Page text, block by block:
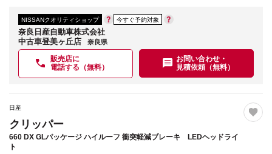
NISSANクオリティショップ 今すぐ予約対象
奈良日産自動車株式会社
中古車登美ヶ丘店
奈良県
販売店に
電話する（無料）
お問い合わせ・
見積依頼（無料）
日産
クリッパー
660 DX GLパッケージ ハイルーフ 衝突軽減ブレーキ LEDヘッドライ
ト